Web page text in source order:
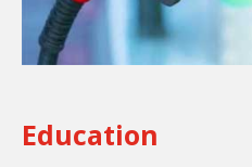
Education